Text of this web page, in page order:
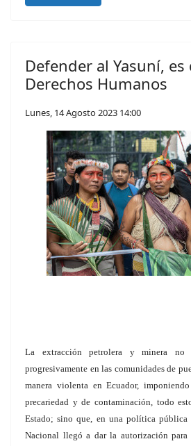
Defender al Yasuní,
Derechos Humanos
Lunes, 14 Agosto 2023 14:00
La extracción petrolera y minera no
progresivamente en las comunidades de
manera violenta en Ecuador,
precariedad y de contaminación, todo
Estado; sino que, en una política pública
Nacional llegó a dar la autorización para